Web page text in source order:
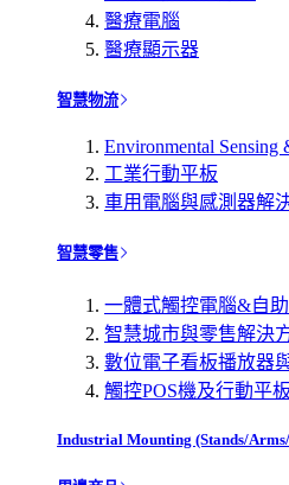
醫療電腦
醫療顯示器
智慧物流
Environmental Sensing
工業行動平板
車用電腦與感測器解
智慧零售
一體式觸控電腦&自
智慧城市與零售解決
數位電子看板播放器
觸控POS機及行動平板
Industrial Mounting (Stands/